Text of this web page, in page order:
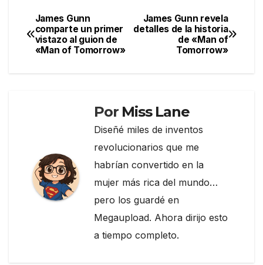
e
b
o
er
a
m
ar
tir
Navegación
de
James Gunn revela
detalles de la historia
de «Man of
Tomorrow»
James Gunn
comparte un primer
vistazo al guion de
«Man of Tomorrow»
Por Miss Lane
Diseñé miles de inventos
revolucionarios que me
habrían convertido en la
mujer más rica del mundo…
pero los guardé en
Megaupload. Ahora dirijo esto
a tiempo completo.